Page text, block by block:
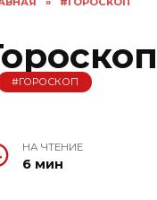
#ГОРОСКОП
НА ЧТЕНИЕ
6 мин